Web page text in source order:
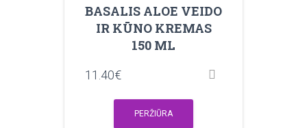
BASALIS ALOE VEIDO
IR KŪNO KREMAS
150 ML
11.40€
PERŽIŪRA